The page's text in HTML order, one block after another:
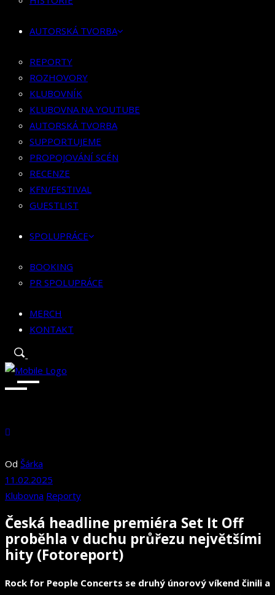
KLUBOVNA NA YOUTUBE
SUPPORTUJEME
PROPOJOVÁNÍ SCÉN
RECENZE
KFN/FESTIVAL
GUESTLIST
SPOLUPRÁCE
BOOKING
PR SPOLUPRÁCE
MERCH
AUTORSKÁ TVORBA
REPORTY
ROZHOVORY
KLUBOVNÍK
KLUBOVNA NA YOUTUBE
AUTORSKÁ TVORBA
SUPPORTUJEME
PROPOJOVÁNÍ SCÉN
RECENZE
KFN/FESTIVAL
GUESTLIST
SPOLUPRÁCE
BOOKING
PR SPOLUPRÁCE
MERCH
KONTAKT
Od Šárka
11.02.2025
Klubovna Reporty
Česká headline premiéra Set It Off
proběhla v duchu průřezu největšími
hity (Fotoreport)
Rock for People Concerts se druhý únorový víkend činili a